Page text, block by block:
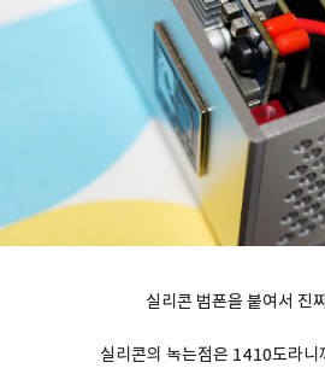
실리콘 범폰을 붙여서 진
실리콘의 녹는점은 1410도라